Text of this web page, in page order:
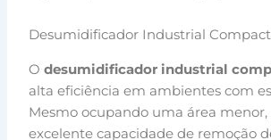
Desumidificador Industrial
Odesumidificador industrial
alta eficiência em ambientes com
Mesmo ocupando uma área
excelente capacidade de remoção